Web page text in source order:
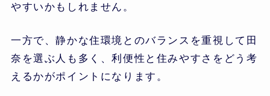
やすいかもしれません。
一方で、静かな住環境とのバランスを重視して田
奈を選ぶ人も多く、利便性と住みやすさをどう考
えるかがポイントになります。